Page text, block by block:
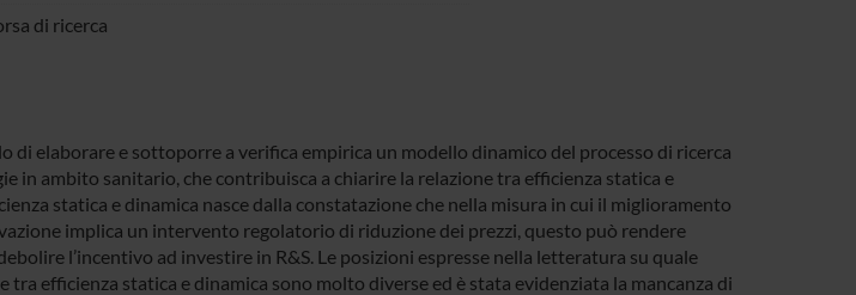
di ricerca
di elaborare e sottoporre a verifica empirica un modello dinamico del processo di ricerca
in ambito sanitario, che contribuisca a chiarire la relazione tra efficienza statica e
statica e dinamica nasce dalla constatazione che nella misura in cui il miglioramento
implica un intervento regolatorio di riduzione dei prezzi, questo può rendere
l’incentivo ad investire in R&S. Le posizioni espresse nella letteratura su quale
tra efficienza statica e dinamica sono molto diverse ed è stata evidenziata la mancanza di